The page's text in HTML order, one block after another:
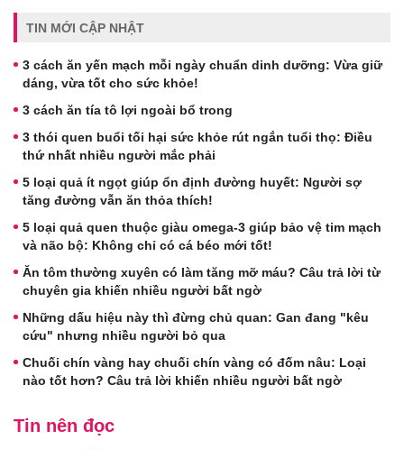
TIN MỚI CẬP NHẬT
3 cách ăn yến mạch mỗi ngày chuẩn dinh dưỡng: Vừa giữ
dáng, vừa tốt cho sức khỏe!
3 cách ăn tía tô lợi ngoài bổ trong
3 thói quen buổi tối hại sức khỏe rút ngắn tuổi thọ: Điều
thứ nhất nhiều người mắc phải
5 loại quả ít ngọt giúp ổn định đường huyết: Người sợ
tăng đường vẫn ăn thỏa thích!
5 loại quả quen thuộc giàu omega-3 giúp bảo vệ tim mạch
và não bộ: Không chỉ có cá béo mới tốt!
Ăn tôm thường xuyên có làm tăng mỡ máu? Câu trả lời từ
chuyên gia khiến nhiều người bất ngờ
Những dấu hiệu này thì đừng chủ quan: Gan đang "kêu
cứu" nhưng nhiều người bỏ qua
Chuối chín vàng hay chuối chín vàng có đốm nâu: Loại
nào tốt hơn? Câu trả lời khiến nhiều người bất ngờ
Tin nên đọc